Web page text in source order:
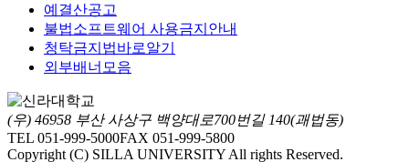
예결산공고
불법소프트웨어 사용금지안내
청탁금지법바로알기
외부배너모음
(우) 46958 부산 사상구 백양대로700번길 140(괘법동)
TEL 051-999-5000FAX 051-999-5800
Copyright (C) SILLA UNIVERSITY All rights Reserved.